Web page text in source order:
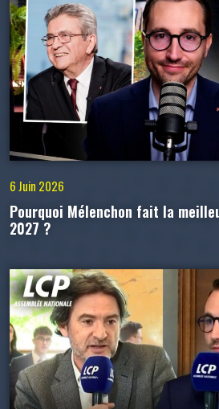
6 Juin 2026
Pourquoi Mélenchon fait la
2027 ?